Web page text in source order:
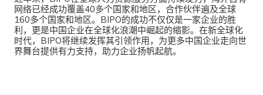
网络已经成功覆盖40多个国家和地区，合作伙伴遍及全球
160多个国家和地区。BIPO的成功不仅仅是一家企业的胜
利，更是中国企业在全球化浪潮中崛起的缩影。在新全球化
时代，BIPO将继续发挥其引领作用，为更多中国企业走向世
界舞台提供有力支持，助力企业扬帆起航。